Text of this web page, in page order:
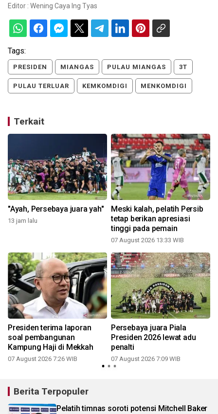
Editor : Wening Caya Ing Tyas
Tags:
PRESIDEN MIANGAS PULAU MIANGAS 3T
PULAU TERLUAR KEMKOMDIGI MENKOMDIGI
Terkait
"Ayah, Persebaya juara yah"
13 jam lalu
Meski kalah, pelatih Persib
tetap berikan apresiasi
tinggi pada pemain
07 August 2026 13:33 WIB
Presiden terima laporan
soal pembangunan
Kampung Haji di Mekkah
07 August 2026 7:26 WIB
Persebaya juara Piala
Presiden 2026 lewat adu
penalti
07 August 2026 7:09 WIB
Berita Terpopuler
Pelatih timnas soroti potensi Mitchell Baker